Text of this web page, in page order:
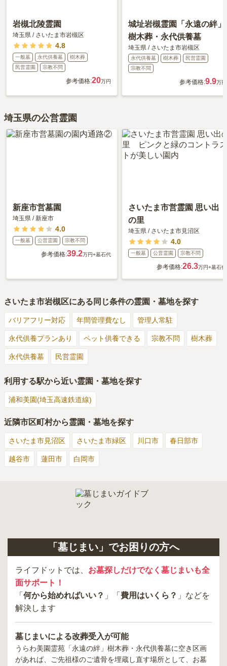
岩槻北陵霊園
埼玉県 / さいたま市岩槻区
4.8
一般墓 永代供養墓
樹木葬
民営霊園
宗教不問
参考価格:20万円
城址岩槻霊園「永遠の絆」
樹木葬・永代供養墓
埼玉県 / さいたま市岩槻区
永代供養墓 樹木葬
民営霊園
宗教不問
参考価格:9.9万円
埼玉県の公営霊園
新座市営墓園
埼玉県 /新座市
4.0
一般墓 公営霊園 宗教不問
参考価格:39.2万円+墓石代
さいたま市営霊園 思い出
の里
埼玉県 / さいたま市見沼区
4.0
一般墓 公営霊園 宗教不問
参考価格:26.3万円+墓石代
さいたま市岩槻区にある同じ条件の霊園・墓地を探す
バリアフリー対応 年間管理費なし 管理人常駐
永代供養プランあり ペット供養できる 宗教不問 樹木葬
永代供養墓 民営霊園
利用する駅から近い霊園・墓地を探す
浦和美園(埼玉高速鉄道線)
近隣市区町村から霊園・墓地を探す
さいたま市見沼区 さいたま市緑区 川口市 春日部市
越谷市 蓮田市 白岡市
「墓じまい」でお困りの方へ
ライフドットでは、 お墓探しだけでなく墓じまいも全
面サポート！
「 何から始めればいい？ 」「 費用はいくら？ 」などを
解決します
墓じまいによる改葬受入が可能
うらわ美園霊苑「永遠の絆」樹木葬・永代供養墓に空き区画
があれば、ご先祖様のご遺骨を埋蔵し直す場所として、お墓